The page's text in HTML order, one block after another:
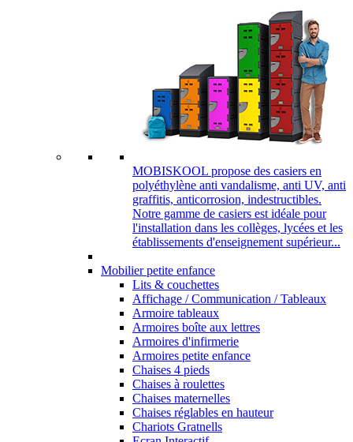
MOBISKOOL propose des casiers en
polyéthylène anti vandalisme, anti UV, anti
graffitis, anticorrosion, indestructibles.
Notre gamme de casiers est idéale pour
l'installation dans les collèges, lycées et les
établissements d'enseignement supérieur...
Mobilier petite enfance
Lits & couchettes
Affichage / Communication / Tableaux
Armoire tableaux
Armoires boîte aux lettres
Armoires d'infirmerie
Armoires petite enfance
Chaises 4 pieds
Chaises à roulettes
Chaises maternelles
Chaises réglables en hauteur
Chariots Gratnells